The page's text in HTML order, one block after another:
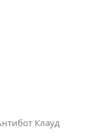
Клауд